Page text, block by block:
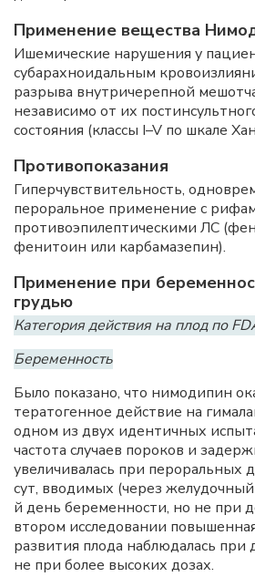
Применение вещества
Ишемические нарушения у
субарахноидальным
разрыва внутричерепной
независимо от их
состояния (классы I–V по шкале
Противопоказания
Гиперчувствительность,
пероральное применение с
противоэпилептическими ЛС
фенитоин или карбамазепин).
Применение при
грудью
Категория действия на плод по
Беременность
Было показано, что нимодипин
тератогенное действие на
одном из двух идентичных
частота случаев пороков и
увеличивалась при пероральных
сут, вводимых (через
й день беременности, но не при
втором исследовании
развития плода наблюдалась при
не при более высоких дозах.